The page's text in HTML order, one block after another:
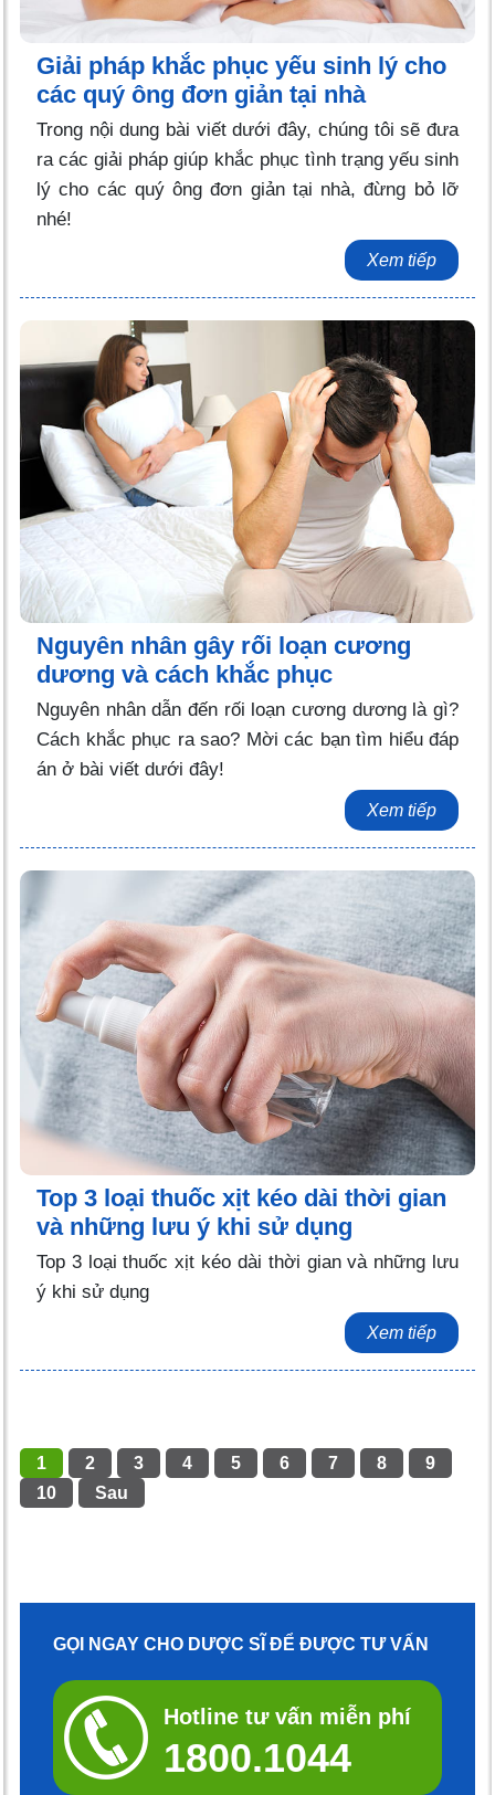
Giải pháp khắc phục yếu sinh lý cho
các quý ông đơn giản tại nhà
Trong nội dung bài viết dưới đây, chúng tôi sẽ đưa
ra các giải pháp giúp khắc phục tình trạng yếu sinh
lý cho các quý ông đơn giản tại nhà, đừng bỏ lỡ
nhé!
Xem tiếp
Nguyên nhân gây rối loạn cương
dương và cách khắc phục
Nguyên nhân dẫn đến rối loạn cương dương là gì?
Cách khắc phục ra sao? Mời các bạn tìm hiểu đáp
án ở bài viết dưới đây!
Xem tiếp
Top 3 loại thuốc xịt kéo dài thời gian
và những lưu ý khi sử dụng
Top 3 loại thuốc xịt kéo dài thời gian và những lưu
ý khi sử dụng
Xem tiếp
1 2 3 4 5 6 7 8
9
10
Sau
GỌI NGAY CHO DƯỢC SĨ ĐỂ ĐƯỢC TƯ VẤN
Hotline tư vấn miễn phí
1800.1044